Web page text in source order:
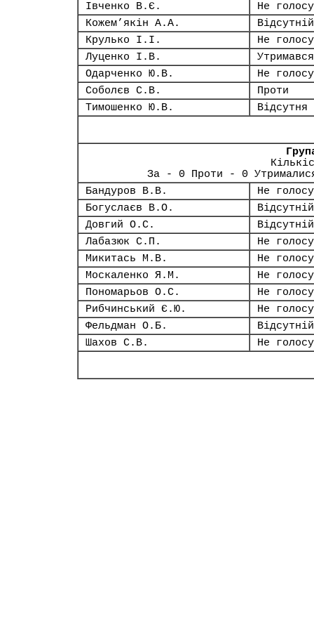
Івченко В.Є.
Не
Кожем’якін А.А.
Відсутній
Крулько І.І.
Не
Луценко І.В.
Утримався
Одарченко Ю.В.
Не
Соболєв С.В.
Проти
Тимошенко Ю.В.
Відсутня
За - 0 Проти - 0
Бандуров В.В.
Не
Богуслаєв В.О.
Відсутній
Довгий О.С.
Відсутній
Лабазюк С.П.
Не
Микитась М.В.
Не
Москаленко Я.М.
Не
Пономарьов О.С.
Не
Рибчинський Є.Ю.
Не
Фельдман О.Б.
Відсутній
Шахов С.В.
Не